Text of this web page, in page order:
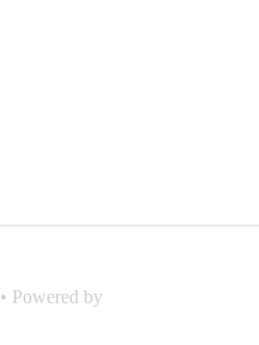
• Powered by